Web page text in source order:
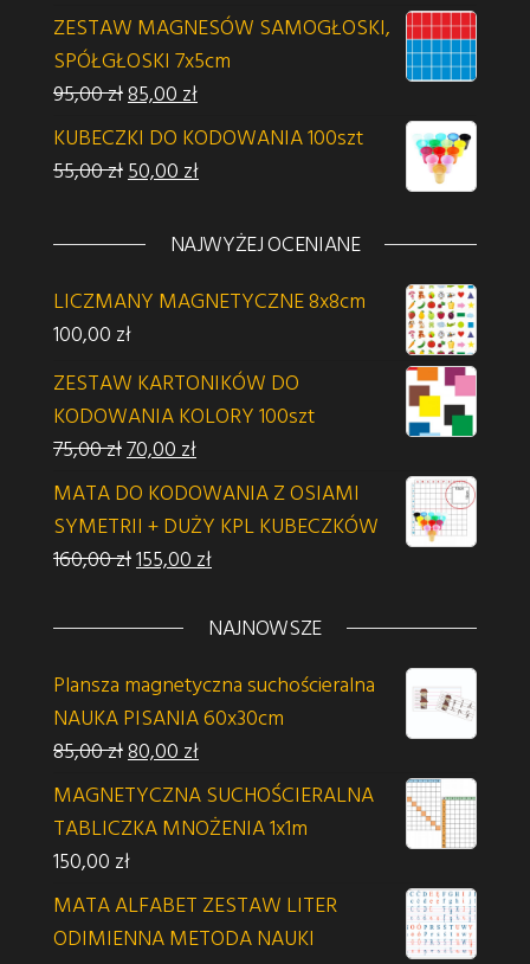
ZESTAW MAGNESÓW SAMOGŁOSKI,
SPÓŁGŁOSKI 7x5cm
95,00złPierwotna cena wynosiła: 95,00 zł.
85,00 złAktualna cena wynosi: 85,00 zł.
KUBECZKI DO KODOWANIA 100szt
55,00złPierwotna cena wynosiła: 55,00 zł.
50,00 złAktualna cena wynosi: 50,00 zł.
NAJWYŻEJ OCENIANE
LICZMANY MAGNETYCZNE 8x8cm
100,00 zł
ZESTAW KARTONIKÓW DO
KODOWANIA KOLORY 100szt
75,00złPierwotna cena wynosiła: 75,00 zł.
70,00 złAktualna cena wynosi: 70,00 zł.
MATA DO KODOWANIA Z OSIAMI
SYMETRII + DUŻY KPL KUBECZKÓW
160,00złPierwotna cena wynosiła: 160,00 zł.
155,00 złAktualna cena wynosi: 155,00 zł.
NAJNOWSZE
Plansza magnetyczna suchościeralna
NAUKA PISANIA 60x30cm
85,00złPierwotna cena wynosiła: 85,00 zł.
80,00 złAktualna cena wynosi: 80,00 zł.
MAGNETYCZNA SUCHOŚCIERALNA
TABLICZKA MNOŻENIA 1x1m
150,00 zł
MATA ALFABET ZESTAW LITER
ODIMIENNA METODA NAUKI